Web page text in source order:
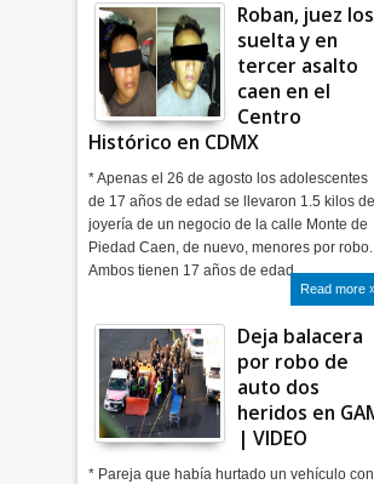
Roban, juez los
suelta y en
tercer asalto
caen en el
Centro
Histórico en CDMX
* Apenas el 26 de agosto los adolescentes
de 17 años de edad se llevaron 1.5 kilos de
joyería de un negocio de la calle Monte de
Piedad Caen, de nuevo, menores por robo.
Ambos tienen 17 años de edad.…
Read more
Deja balacera
por robo de
auto dos
heridos en
| VIDEO
* Pareja que había hurtado un vehículo con